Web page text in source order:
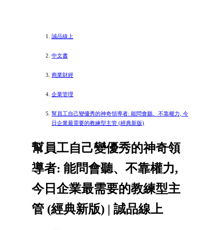
誠品線上
中文書
商業財經
企業管理
幫員工自己變優秀的神奇領導者: 能問會聽、不靠權力, 今
日企業最需要的教練型主管 (經典新版)
幫員工自己變優秀的神奇領
導者: 能問會聽、不靠權力,
今日企業最需要的教練型主
管 (經典新版) | 誠品線上